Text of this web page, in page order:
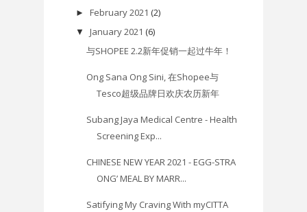
► February 2021 (2)
▼ January 2021 (6)
与SHOPEE 2.2新年促销一起过牛年！
Ong Sana Ong Sini, 在Shopee与
Tesco超级品牌日欢庆农历新年
Subang Jaya Medical Centre - Health
Screening Exp...
CHINESE NEW YEAR 2021 - EGG-STRA
ONG’ MEAL BY MARR...
Satifying My Craving With myCITTA